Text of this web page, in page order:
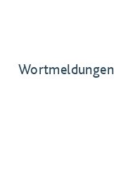
Wortmeldungen